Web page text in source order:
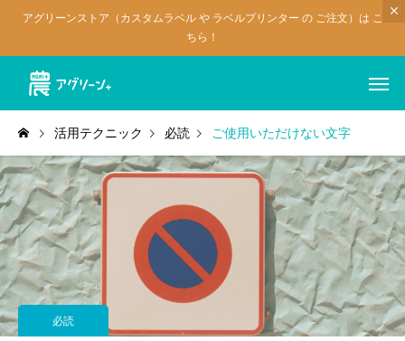
アグリーンストア（カスタムラベル や ラベルプリンター の ご注文）は こ
ちら！
活用テクニック 必読 ご使用いただけない文字
必読